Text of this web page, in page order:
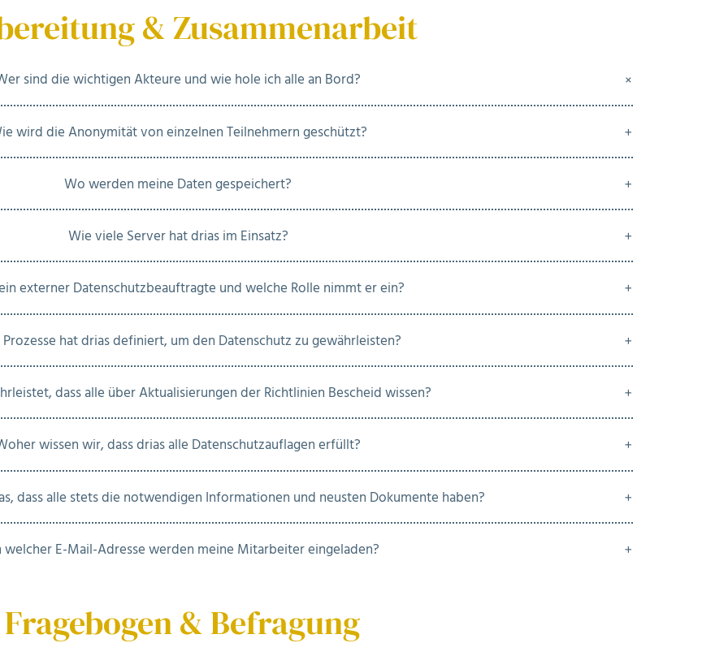
& Zusammenarbeit
sind die wichtigen Akteure und wie hole ich alle an Bord?
wird die Anonymität von einzelnen Teilnehmern geschützt?
Wo werden meine Daten gespeichert?
Wie viele Server hat drias im Einsatz?
externer Datenschutzbeauftragte und welche Rolle nimmt er ein?
hat drias definiert, um den Datenschutz zu gewährleisten?
dass alle über Aktualisierungen der Richtlinien Bescheid wissen?
wissen wir, dass drias alle Datenschutzauflagen erfüllt?
dass alle stets die notwendigen Informationen und neusten Dokumente haben?
welcher E-Mail-Adresse werden meine Mitarbeiter eingeladen?
Fragebogen & Befragung